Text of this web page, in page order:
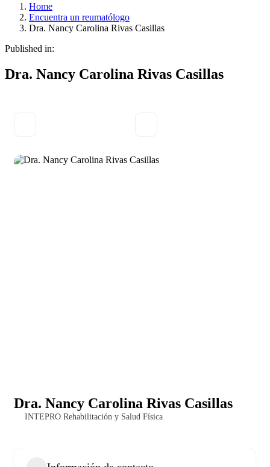
Home
Encuentra un reumatólogo
Dra. Nancy Carolina Rivas Casillas
Published in:
Dra. Nancy Carolina Rivas Casillas
Dra. Nancy Carolina Rivas Casillas
INTEPRO Rehabilitación y Salud Física